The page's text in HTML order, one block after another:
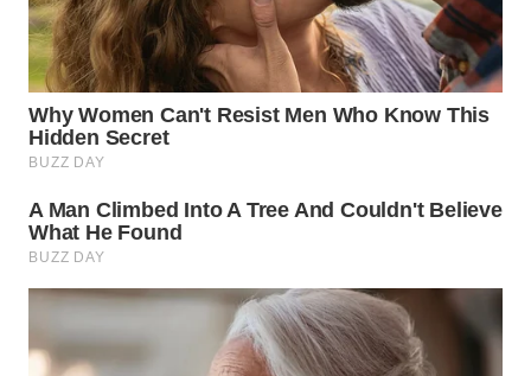
WN
SUBANG
WN
SUKABUMI
WN
PURWAKARTA
PRIANGAN
TIMUR